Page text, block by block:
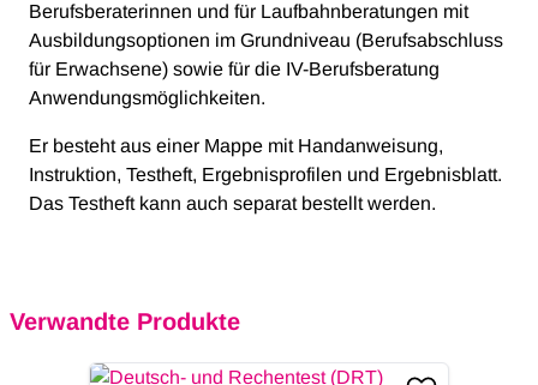
Berufsberaterinnen und für Laufbahnberatungen mit
Ausbildungsoptionen im Grundniveau (Berufsabschluss
für Erwachsene) sowie für die IV-Berufsberatung
Anwendungsmöglichkeiten.
Er besteht aus einer Mappe mit Handanweisung,
Instruktion, Testheft, Ergebnisprofilen und Ergebnisblatt.
Das Testheft kann auch separat bestellt werden.
Verwandte Produkte